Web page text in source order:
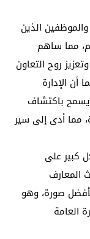
الذين
مما ساهم
روح التعاون
أن الإدارة
باكتشاف
مما أدى إلى سير
كبير على
المعارف
صورة، وهو
العامة